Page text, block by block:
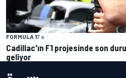
FORMULA 17 s
Cadillac'ın F1 projesinde son
geliyor